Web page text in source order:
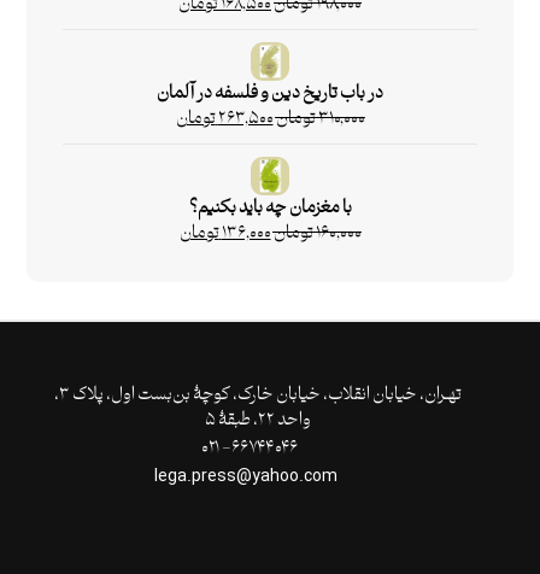
در باب تاریخ دین و فلسفه در آلمان
۳۱۰,۰۰۰تومان۲۶۳,۵۰۰تومان
با مغزمان چه باید بکنیم؟
۱۶۰,۰۰۰تومان۱۳۶,۰۰۰تومان
تهـران،‌ خیابان انقلاب، خیابان خارک، کوچۀ بن‌بست اول، پلاک ۳،
واحد ۲۲، طبقۀ ۵